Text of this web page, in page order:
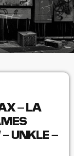
– LA
UNKLE –